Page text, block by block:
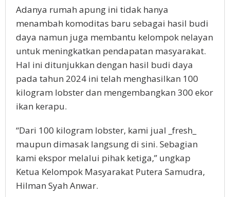
Adanya rumah apung ini tidak hanya
menambah komoditas baru sebagai hasil budi
daya namun juga membantu kelompok nelayan
untuk meningkatkan pendapatan masyarakat.
Hal ini ditunjukkan dengan hasil budi daya
pada tahun 2024 ini telah menghasilkan 100
kilogram lobster dan mengembangkan 300 ekor
ikan kerapu.
“Dari 100 kilogram lobster, kami jual _fresh_
maupun dimasak langsung di sini. Sebagian
kami ekspor melalui pihak ketiga,” ungkap
Ketua Kelompok Masyarakat Putera Samudra,
Hilman Syah Anwar.